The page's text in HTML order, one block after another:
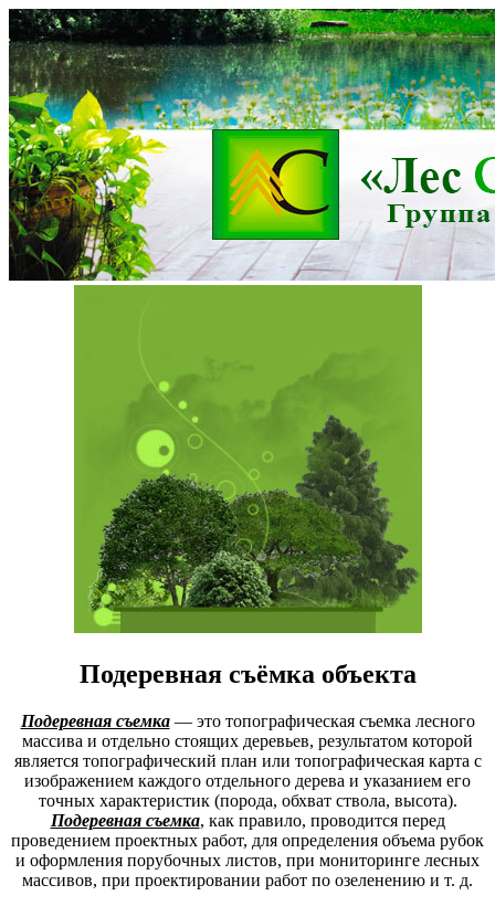
Подеревная съёмка объекта
Подеревная съемка— это топографическая съемка лесного
массива и отдельно стоящих деревьев, результатом которой
является топографический план или топографическая карта с
изображением каждого отдельного дерева и указанием его
точных характеристик (порода, обхват ствола, высота).
Подеревная съемка, как правило, проводится перед
проведением проектных работ, для определения объема рубок
и оформления порубочных листов, при мониторинге лесных
массивов, при проектировании работ по озеленению и т. д.